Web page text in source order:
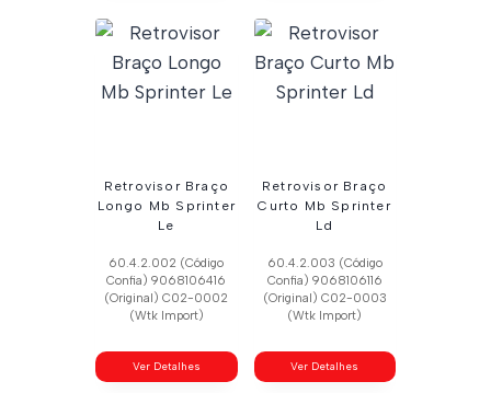
Retrovisor Braço
Longo Mb Sprinter
Le
60.4.2.002 (Código
Confia) 9068106416
(Original) C02-0002
(Wtk Import)
Ver Detalhes
Retrovisor Braço
Curto Mb Sprinter
Ld
60.4.2.003 (Código
Confia) 9068106116
(Original) C02-0003
(Wtk Import)
Ver Detalhes